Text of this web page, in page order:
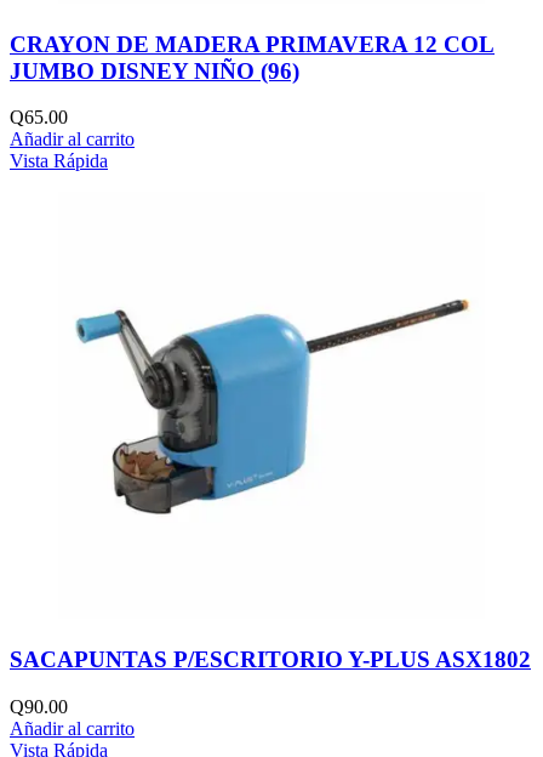
CRAYON DE MADERA PRIMAVERA 12 COL
JUMBO DISNEY NIÑO (96)
Q65.00
Añadir al carrito
Vista Rápida
SACAPUNTAS P/ESCRITORIO Y-PLUS ASX1802
Q90.00
Añadir al carrito
Vista Rápida